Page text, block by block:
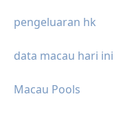
pengeluaran hk
data macau hari ini
Macau Pools